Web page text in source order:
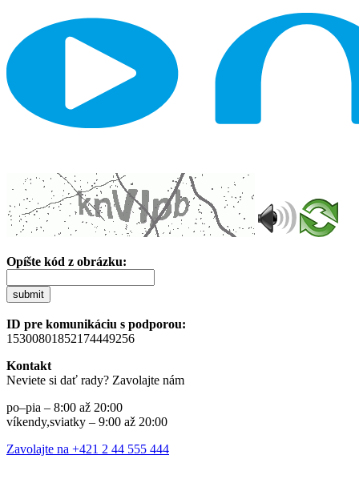
Opíšte kód z obrázku:
submit
ID pre komunikáciu s podporou:
15300801852174449256
Kontakt
Neviete si dať rady? Zavolajte nám
po–pia – 8:00 až 20:00
víkendy,sviatky – 9:00 až 20:00
Zavolajte na +421 2 44 555 444